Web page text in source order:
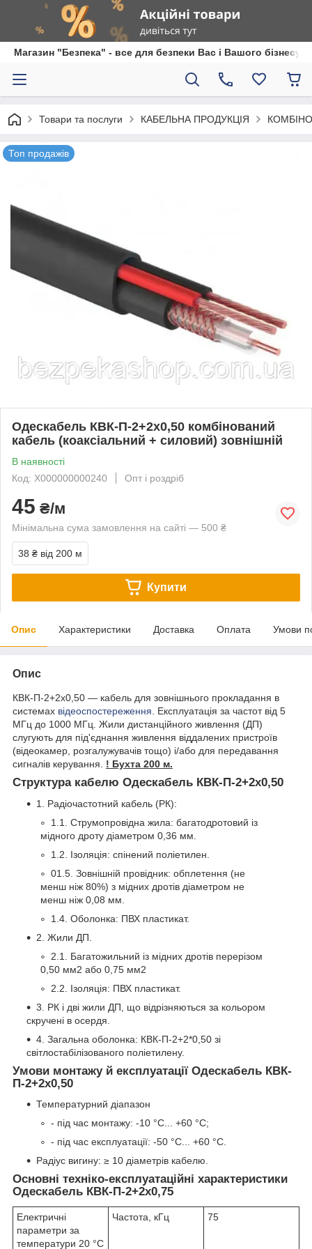
Магазин "Безпека" - все для безпеки Вас і Вашого бізнесу
Товари та послуги КАБЕЛЬНА ПРОДУКЦІЯ
Топ продажів
Одескабель КВК-П-2+2х0,50 комбінований
кабель (коаксіальний + силовий) зовнішній
В наявності
Код: Х000000000240
Опт і роздріб
45 ₴/м
Мінімальна сума замовлення на сайті — 500 ₴
38 ₴ від 200 м
Купити
Опис Характеристики Доставка Оплата Умови
Опис
КВК-П-2+2х0,50 — кабель для зовнішнього прокладання в
системах відеоспостереження . Експлуатація за частот від 5
МГц до 1000 МГц. Жили дистанційного живлення (ДП)
слугують для під'єднання живлення віддалених пристроїв
(відеокамер, розгалужувачів тощо) і/або для передавання
сигналів керування. ! Бухта 200 м.
Структура кабелю Одескабель КВК-П-2+2х0,50
1. Радіочастотний кабель (РК):
1.1. Струмопровідна жила: багатодротовий із
мідного дроту діаметром 0,36 мм.
1.2. Ізоляція: спінений поліетилен.
01.5. Зовнішній провідник: обплетення (не
менш ніж 80%) з мідних дротів діаметром не
менш ніж 0,08 мм.
1.4. Оболонка: ПВХ пластикат.
2. Жили ДП.
2.1. Багатожильний із мідних дротів перерізом
0,50 мм2 або 0,75 мм2
2.2. Ізоляція: ПВХ пластикат.
3. РК і дві жили ДП, що відрізняються за кольором
скручені в осердя.
4. Загальна оболонка: КВК-П-2+2*0,50 зі
світлостабілізованого поліетилену.
Умови монтажу й експлуатації Одескабель КВК-
П-2+2х0,50
Температурний діапазон
- під час монтажу: -10 °C... +60 °C;
- під час експлуатації: -50 °C... +60 °C.
Радіус вигину: ≥ 10 діаметрів кабелю.
Основні техніко-експлуатаційні характеристики
Одескабель КВК-П-2+2х0,75
Електричні
параметри за
температури 20 °C
Частота, кГц 75